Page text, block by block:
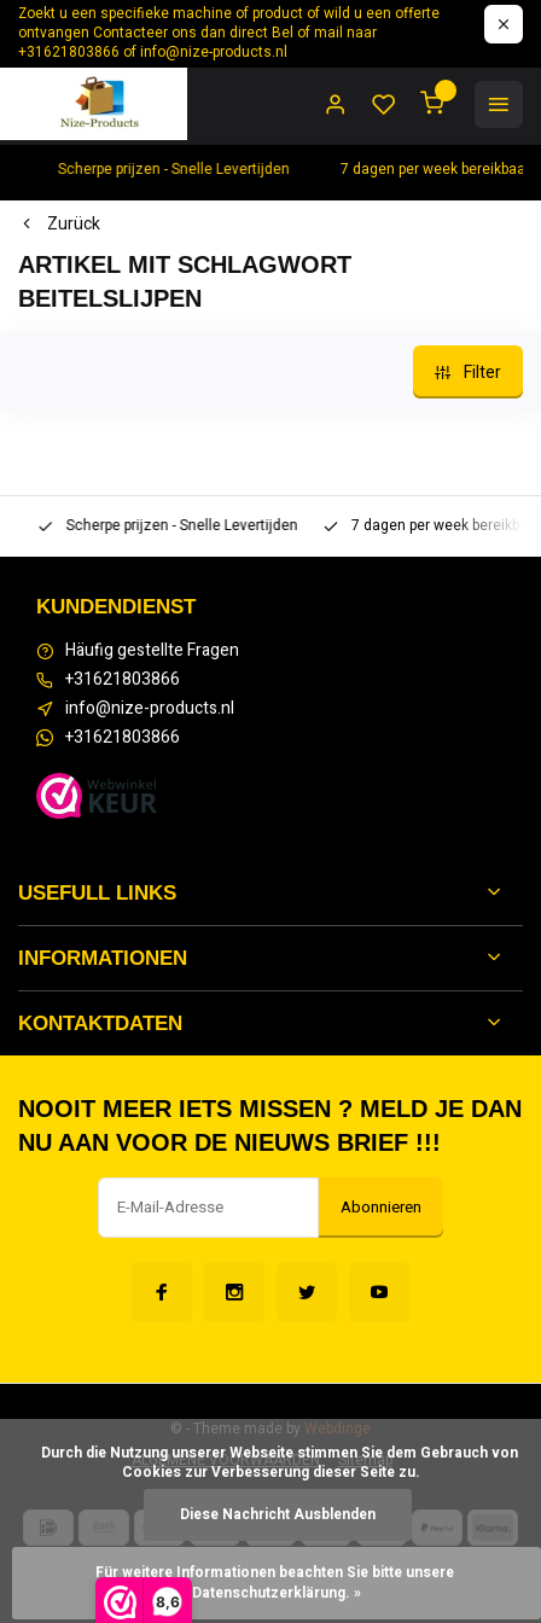
8,6
Zoekt u een specifieke machine of product of wild u een offerte
ontvangen Contacteer ons dan direct Bel of mail naar
+31621803866 ofinfo@nize-products.nl
Scherpe prijzen - Snelle Levertijden 7 dagen per week bereikbaar
Zurück
ARTIKEL MIT SCHLAGWORT
BEITELSLIJPEN
Filter
Scherpe prijzen - Snelle Levertijden 7 dagen per week bereikbaar
KUNDENDIENST
Häufig gestellte Fragen
+31621803866
info@nize-products.nl
+31621803866
USEFULL LINKS
INFORMATIONEN
KONTAKTDATEN
NOOIT MEER IETS MISSEN ? MELD JE DAN
NU AAN VOOR DE NIEUWS BRIEF !!!
Abonnieren
ALGEMENE VOORWAARDEN Sitemap
© - Theme made by Webdinge
Cookies zur Verbesserung dieser Seite zu.
Diese Nachricht Ausblenden
Für weitere Informationen beachten Sie bitte unsere
Datenschutzerklärung. »